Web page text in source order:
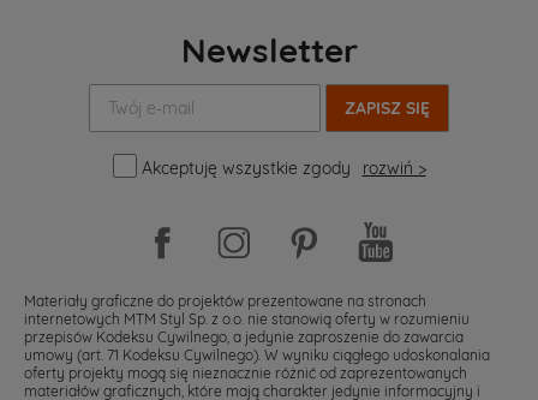
Newsletter
mail:
Akceptuję wszystkie zgody
rozwiń >
Materiały graficzne do projektów prezentowane na stronach
internetowych MTM Styl Sp. z o.o. nie stanowią oferty w rozumieniu
przepisów Kodeksu Cywilnego, a jedynie zaproszenie do zawarcia
umowy (art. 71 Kodeksu Cywilnego). W wyniku ciągłego udoskonalania
oferty projekty mogą się nieznacznie różnić od zaprezentowanych
materiałów graficznych, które mają charakter jedynie informacyjny i